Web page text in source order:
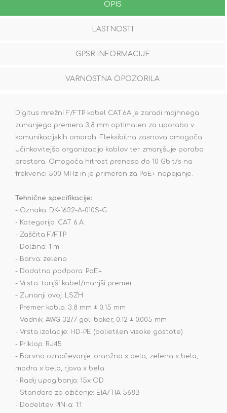
OPIS
LASTNOSTI
GPSR INFORMACIJE
VARNOSTNA OPOZORILA
Digitus mrežni F/FTP kabel CAT.6A je zaradi majhnega
zunanjega premera 3,8 mm optimalen za uporabo v
komunikacijskih omarah. Fleksibilna zasnova omogoča
učinkovitejšo organizacijo kablov ter zmanjšuje porabo
prostora. Omogoča hitrost prenosa do 10 Gbit/s na
frekvenci 500 MHz in je primeren za PoE+ napajanje.
Tehnične specifikacije:
- Oznaka: DK-1632-A-010S-G
- Kategorija: CAT 6.A
- Zaščita F/FTP
- Dolžina: 1 m
- Barva: zelena
- Dodatna podpora: PoE+
- Vrsta: tanjši kabel/manjši premer
- Zunanji ovoj: LSZH
- Premer kabla: 3.8 mm ± 0.15 mm
- Vodnik: AWG 32/7 goli baker, 0.12 ± 0.005 mm
- Vrsta izolacije: HD-PE (polietilen visoke gostote)
- Priklop: RJ45
- Barvno označevanje: oranžna x bela, zelena x bela,
modra x bela, rjava x bela
- Radij upogibanja: 15x OD
- Standard za ožičenje: EIA/TIA 568B
- Dodelitev PIN-a: 1:1